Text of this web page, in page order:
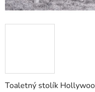
Toaletný stolík